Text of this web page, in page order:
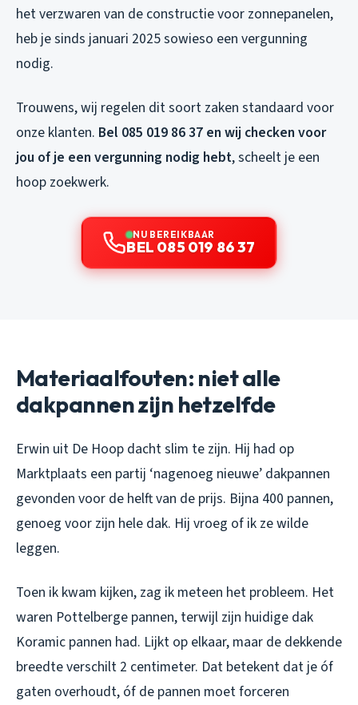
het verzwaren van de constructie voor zonnepanelen,
heb je sinds januari 2025 sowieso een vergunning
nodig.
Trouwens, wij regelen dit soort zaken standaard voor
onze klanten. Bel 085 019 86 37 en wij checken voor
jou of je een vergunning nodig hebt, scheelt je een
hoop zoekwerk.
NU BEREIKBAAR
BEL 085 019 86 37
Materiaalfouten: niet alle
dakpannen zijn hetzelfde
Erwin uit De Hoop dacht slim te zijn. Hij had op
Marktplaats een partij ‘nagenoeg nieuwe’ dakpannen
gevonden voor de helft van de prijs. Bijna 400 pannen,
genoeg voor zijn hele dak. Hij vroeg of ik ze wilde
leggen.
Toen ik kwam kijken, zag ik meteen het probleem. Het
waren Pottelberge pannen, terwijl zijn huidige dak
Koramic pannen had. Lijkt op elkaar, maar de dekkende
breedte verschilt 2 centimeter. Dat betekent dat je óf
gaten overhoudt, óf de pannen moet forceren